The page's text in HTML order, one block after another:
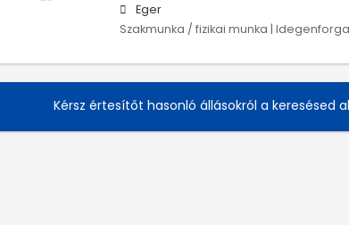
Eger
Szakmunka / fizikai munka |
Kérsz értesítőt hasonló állásokról a keresésed